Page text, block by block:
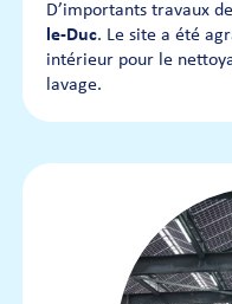
D’importants travaux
le-Duc. Le site a été
intérieur pour le
lavage.